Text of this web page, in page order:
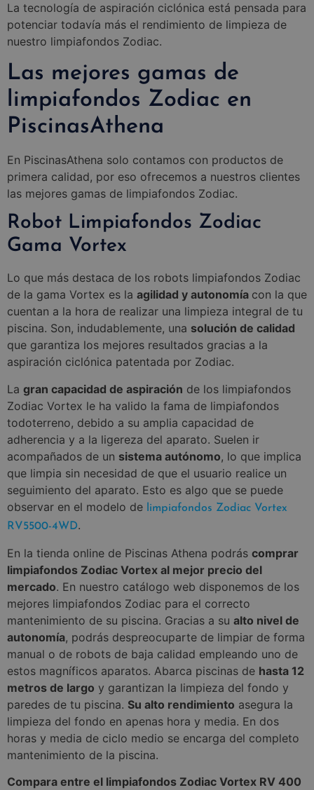
La tecnología de aspiración ciclónica está pensada para
potenciar todavía más el rendimiento de limpieza de
nuestro limpiafondos Zodiac.
Las mejores gamas de
limpiafondos Zodiac en
PiscinasAthena
En PiscinasAthena solo contamos con productos de
primera calidad, por eso ofrecemos a nuestros clientes
las mejores gamas de limpiafondos Zodiac.
Robot Limpiafondos Zodiac
Gama Vortex
Lo que más destaca de los robots limpiafondos Zodiac
de la gama Vortex es la agilidad y autonomía con la que
cuentan a la hora de realizar una limpieza integral de tu
piscina. Son, indudablemente, una solución de calidad
que garantiza los mejores resultados gracias a la
aspiración ciclónica patentada por Zodiac.
La gran capacidad de aspiración de los limpiafondos
Zodiac Vortex le ha valido la fama de limpiafondos
todoterreno, debido a su amplia capacidad de
adherencia y a la ligereza del aparato. Suelen ir
acompañados de un sistema autónomo, lo que implica
que limpia sin necesidad de que el usuario realice un
seguimiento del aparato. Esto es algo que se puede
observar en el modelo de
limpiafondos Zodiac Vortex
RV5500-4WD.
En la tienda online de Piscinas Athena podrás comprar
limpiafondos Zodiac Vortex al mejor precio del
mercado. En nuestro catálogo web disponemos de los
mejores limpiafondos Zodiac para el correcto
mantenimiento de su piscina. Gracias a su alto nivel de
autonomía, podrás despreocuparte de limpiar de forma
manual o de robots de baja calidad empleando uno de
estos magníficos aparatos. Abarca piscinas de hasta 12
metros de largo y garantizan la limpieza del fondo y
paredes de tu piscina. Su alto rendimiento asegura la
limpieza del fondo en apenas hora y media. En dos
horas y media de ciclo medio se encarga del completo
mantenimiento de la piscina.
Compara entre el limpiafondos Zodiac Vortex RV 400